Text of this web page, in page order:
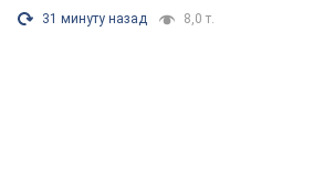
31 минуту назад 8,0 т.